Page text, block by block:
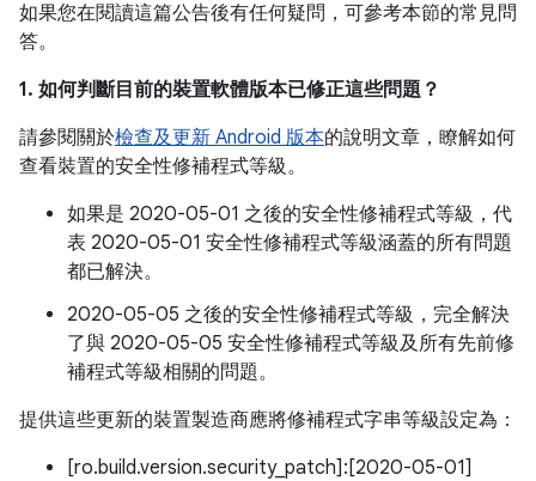
如果您在閱讀這篇公告後有任何疑問，可參考本節的常見問
答。
1. 如何判斷目前的裝置軟體版本已修正這些問題？
請參閱關於檢查及更新 Android 版本的說明文章，瞭解如何
查看裝置的安全性修補程式等級。
如果是 2020-05-01 之後的安全性修補程式等級，代
表 2020-05-01 安全性修補程式等級涵蓋的所有問題
都已解決。
2020-05-05 之後的安全性修補程式等級，完全解決
了與 2020-05-05 安全性修補程式等級及所有先前修
補程式等級相關的問題。
提供這些更新的裝置製造商應將修補程式字串等級設定為：
[ro.build.version.security_patch]:[2020-05-01]